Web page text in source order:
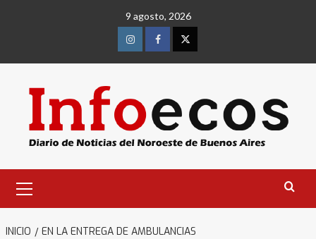
9 agosto, 2026
InstagramFacebookTwitter
primario
INICIO EN LA ENTREGA DE AMBULANCIAS